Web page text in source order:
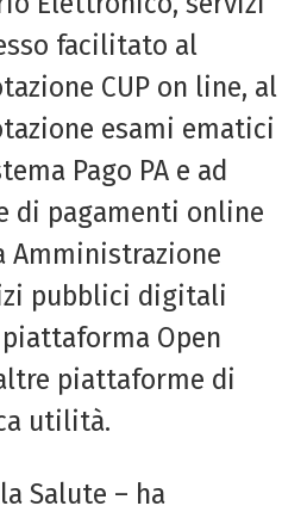
facilitato al
CUP on line, al
esami ematici
Pago PA e ad
di pagamenti online
Amministrazione
pubblici digitali
Open
piattaforme di
utilità.
Salute – ha